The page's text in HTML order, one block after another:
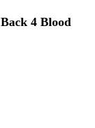
Back 4 Blood